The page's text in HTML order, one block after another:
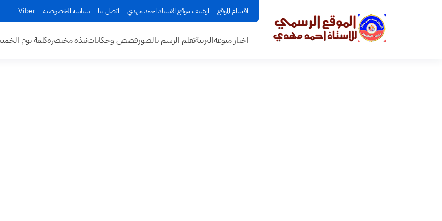
اقسام الموقع ارشيف موقع الاستاذ احمد مهدي اتصل بنا سياسة الخصوصية Viber
اخبار منوعهالتربيةتعلم الرسم بالصورقصص وحكاياتنبذة مختصرةكلمة يوم